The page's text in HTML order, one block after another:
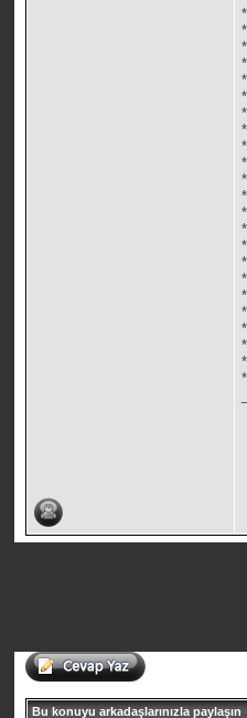
Bu konuyu arkadaşlarınızla paylaşın